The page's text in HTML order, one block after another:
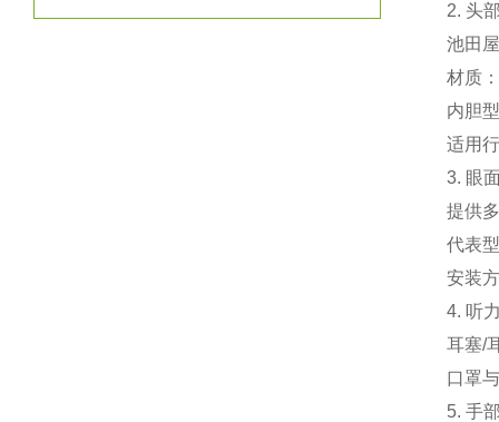
2. 头
池田
材质‌
内胆
适用
3. 眼
提供
代表
安装
4. 听
耳塞/
口罩
5. 手